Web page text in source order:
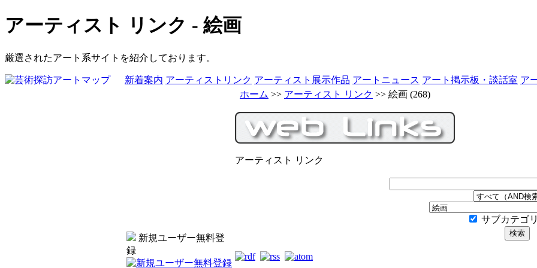
アーティスト リンク - 絵画
厳選されたアート系サイトを紹介しております。
新着案内 アーティストリンク アーティスト展示作品 アートニュース アート掲示板・談話室 ア
新規ユーザー無料登
録
ホーム >> アーティスト リンク >> 絵画 (268)
アーティスト リンク
サブカテゴ